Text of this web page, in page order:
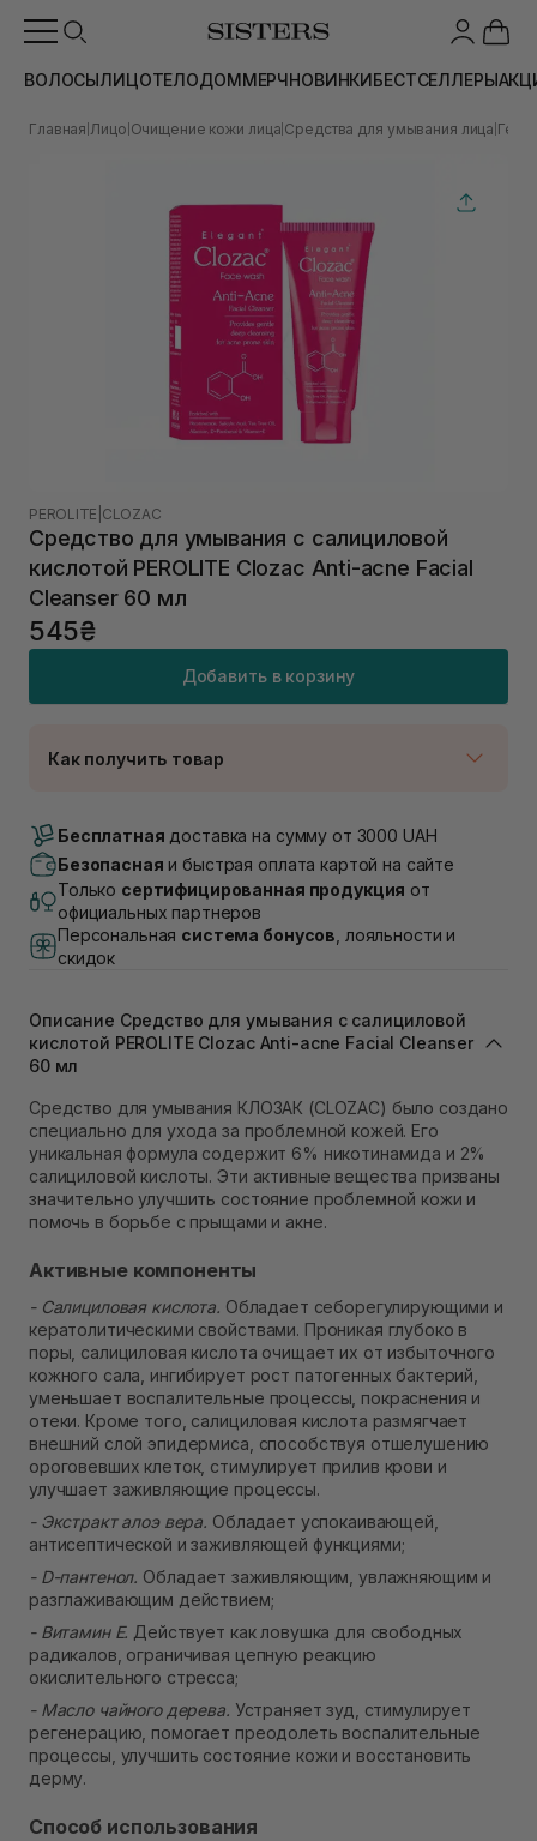
ВОЛОСЫЛИЦОТЕЛОДОММЕРЧНОВИНКИБЕСТСЕЛЛЕРЫ
Главная Лицо Очищение кожи лица Средства для умывания лица Гели
PEROLITE CLOZAC
Средство для умывания с салициловой
кислотой PEROLITE Clozac Anti-acne Facial
Cleanser 60 мл
545₴
Добавить в корзину
Как получить товар
Нет в наличии!
Самовывоз г. Луцк, Винниченка 4
Самовывоз г. Львов, ул. Академика Подстригача,
1В (Duck's Lake)
Нет в наличии!
Самовывоз Львов (Ивана Франко 36)
Самовывоз г. Львов ул. Степана Бандеры 43
В наличии
Самовывоз г. Ровно, ул. Кулика и Гудачека 23 (ТЦ
Экватор)
Нет в наличии!
Бесплатная доставка на сумму от 3000 UAH
Безопасная и быстрая оплата картой на сайте
Только сертифицированная продукция от
официальных партнеров
Персональная система бонусов , лояльности и
скидок
Описание Средство для умывания с салициловой
кислотой PEROLITE Clozac Anti-acne Facial Cleanser
60 мл
Средство для умывания КЛОЗАК (CLOZAC) было создано
специально для ухода за проблемной кожей. Его
уникальная формула содержит 6% никотинамида и 2%
салициловой кислоты. Эти активные вещества призваны
значительно улучшить состояние проблемной кожи и
помочь в борьбе с прыщами и акне.
Активные компоненты
- Салициловая кислота. Обладает себорегулирующими и
кератолитическими свойствами. Проникая глубоко в
поры, салициловая кислота очищает их от избыточного
кожного сала, ингибирует рост патогенных бактерий,
уменьшает воспалительные процессы, покраснения и
отеки. Кроме того, салициловая кислота размягчает
внешний слой эпидермиса, способствуя отшелушению
ороговевших клеток, стимулирует прилив крови и
улучшает заживляющие процессы.
- Экстракт алоэ вера. Обладает успокаивающей,
антисептической и заживляющей функциями;
- D-пантенол. Обладает заживляющим, увлажняющим и
разглаживающим действием;
- Витамин Е. Действует как ловушка для свободных
радикалов, ограничивая цепную реакцию
окислительного стресса;
- Масло чайного дерева. Устраняет зуд, стимулирует
регенерацию, помогает преодолеть воспалительные
процессы, улучшить состояние кожи и восстановить
дерму.
Способ использования